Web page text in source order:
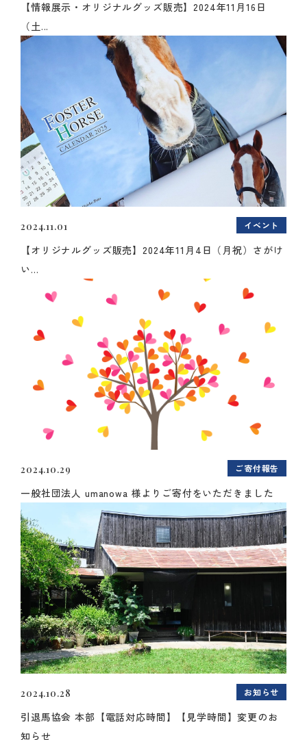
【情報展示・オリジナルグッズ販売】2024年11月16日
（土...
2024.11.01 イベント
【オリジナルグッズ販売】2024年11月4日（月祝）さがけ
い...
2024.10.29 ご寄付報告
一般社団法人 umanowa 様よりご寄付をいただきました
2024.10.28 お知らせ
引退馬協会 本部【電話対応時間】【見学時間】変更のお
知らせ